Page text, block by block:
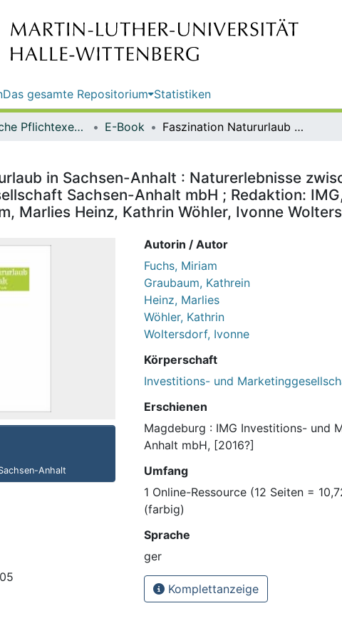
Das gesamte Repositorium Statistiken
Elektronische Pflichtexemplare E-Book Faszination Natururlaub in Sachsen-Anhalt : Naturerlebnisse zwischen Elbe, Harz und Saale / IMG Investitions- und Marketinggesellschaft Sachsen-Anhalt mbH ; Redaktion: IMG, Ivonne Woltersdorf ; Texte: Miriam Fuchs, Kathrein Graubaum, Marlies Heinz, Kathrin Wöhler, Ivonne Woltersdorf
in Sachsen-Anhalt : Naturerlebnisse
Sachsen-Anhalt mbH ; Redaktion:
Marlies Heinz, Kathrin Wöhler, Ivonne
Anhalt
Autorin / Autor
Fuchs, Miriam
Graubaum, Kathrein
Heinz, Marlies
Wöhler, Kathrin
Woltersdorf, Ivonne
Körperschaft
Investitions- und
Erschienen
Magdeburg : IMG Investitions- und
Anhalt mbH, [2016?]
Umfang
1 Online-Ressource (12 Seiten =
(farbig)
Sprache
ger
Komplettanzeige